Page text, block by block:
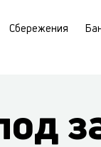
Сбережения